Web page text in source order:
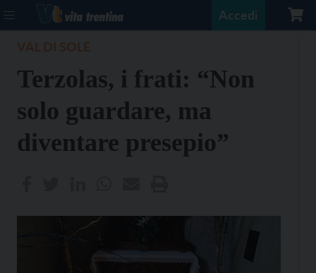
Accedi
Terzolas, i frati: “Non
solo guardare, ma
diventare presepio”